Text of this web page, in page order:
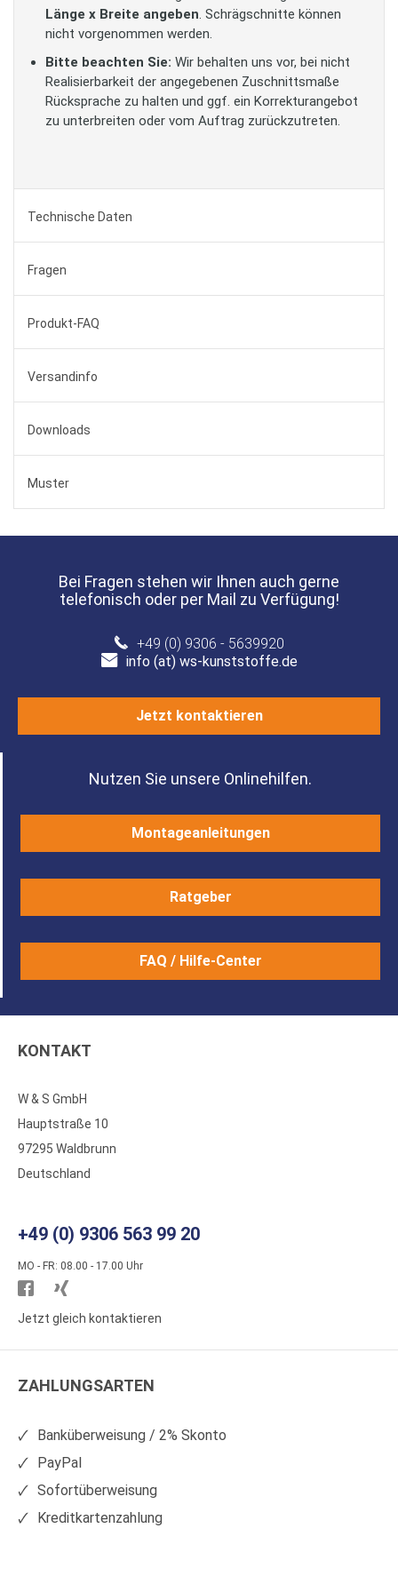
Länge x Breite angeben. Schrägschnitte können
nicht vorgenommen werden.
Bitte beachten Sie: Wir behalten uns vor, bei nicht
Realisierbarkeit der angegebenen Zuschnittsmaße
Rücksprache zu halten und ggf. ein Korrekturangebot
zu unterbreiten oder vom Auftrag zurückzutreten.
Technische Daten
Fragen
Produkt-FAQ
Versandinfo
Downloads
Muster
Bei Fragen stehen wir Ihnen auch gerne
telefonisch oder per Mail zu Verfügung!
+49 (0) 9306 - 5639920
info (at) ws-kunststoffe.de
Jetzt kontaktieren
Nutzen Sie unsere Onlinehilfen.
Montageanleitungen
Ratgeber
FAQ / Hilfe-Center
KONTAKT
W & S GmbH
Hauptstraße 10
97295 Waldbrunn
Deutschland
+49 (0) 9306 563 99 20
MO - FR: 08.00 - 17.00 Uhr
Besuchen
Sie
auf
Sie
auf
Jetzt gleich kontaktieren
ZAHLUNGSARTEN
Banküberweisung / 2% Skonto
PayPal
Sofortüberweisung
Kreditkartenzahlung